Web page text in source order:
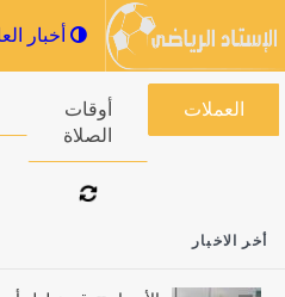
أخبار
العملات أوقات الصلاة
أخر الاخبار
الأرصاد تتوقع هطول